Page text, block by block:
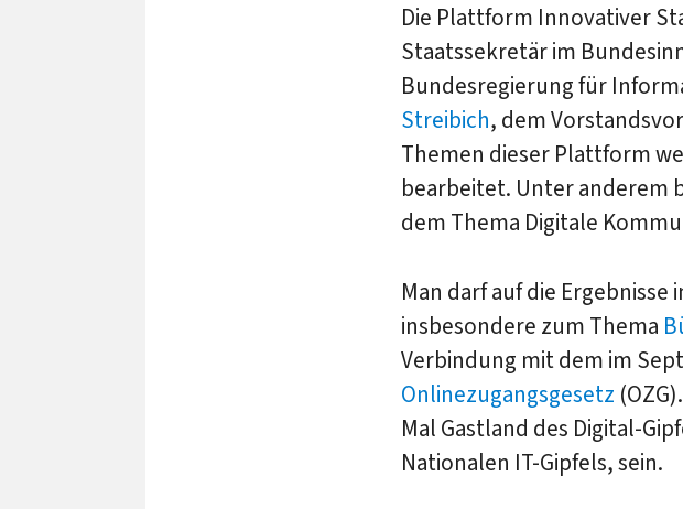
Die Plattform Innovativer
Staatssekretär im
Bundesregierung für
Streibich, dem
Themen dieser Plattform
bearbeitet. Unter anderem
dem Thema Digitale
Man darf auf die
insbesondere zum Thema
Verbindung mit dem im
Onlinezugangsgesetz
Mal Gastland des Digital-
Nationalen IT-Gipfels, sein.